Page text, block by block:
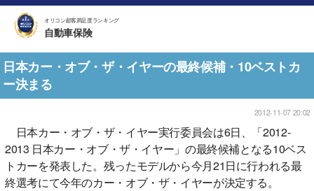
オリコン顧客満足度ランキング
自動車保険
日本カー・オブ・ザ・イヤーの最終候補・10ベストカ
ー決まる
2012-11-07 20:02
日本カー・オブ・ザ・イヤー実行委員会は6日、「2012-
2013 日本カー・オブ・ザ・イヤー」の最終候補となる10ベス
トカーを発表した。残ったモデルから今月21日に行われる最
終選考にて今年のカー・オブ・ザ・イヤーが決定する。